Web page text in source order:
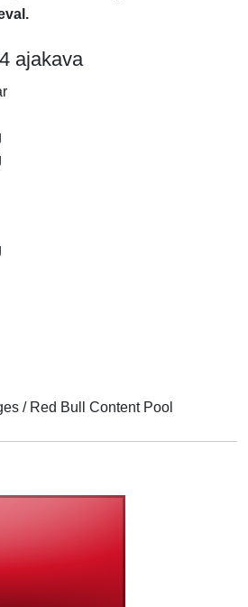
ajakava
/ Red Bull Content Pool